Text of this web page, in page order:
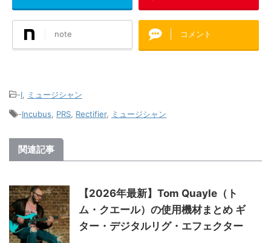
note コメント
-I, ミュージシャン
-Incubus, PRS, Rectifier, ミュージシャン
関連記事
【2026年最新】Tom Quayle（ト
ム・クエール）の使用機材まとめ ギ
ター・デジタルリグ・エフェクター